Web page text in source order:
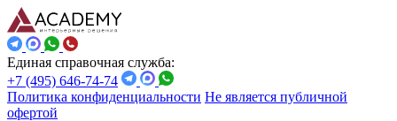
Единая справочная служба:
+7 (495) 646-74-74
Политика конфиденциальности Не является публичной
офертой